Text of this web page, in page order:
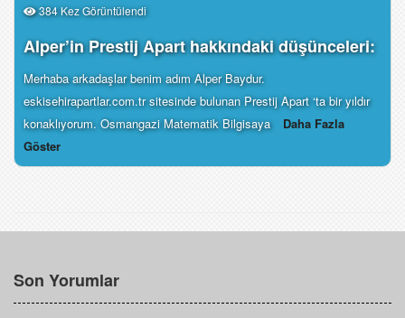
384 Kez Görüntülendi
Alper’in Prestij Apart hakkındaki düşünceleri:
Merhaba arkadaşlar benim adım Alper Baydur.
eskisehirapartlar.com.tr sitesinde bulunan Prestij Apart ‘ta bir yıldır
konaklıyorum. Osmangazi Matematik Bilgisaya
Daha Fazla
Göster
Son Yorumlar